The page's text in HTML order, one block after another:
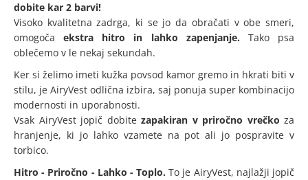
dobite kar 2 barvi!
Visoko kvalitetna zadrga, ki se jo da obračati v obe smeri,
omogočaekstra hitro in lahko zapenjanje. Tako psa
oblečemo v le nekaj sekundah.
Ker si želimo imeti kužka povsod kamor gremo in hkrati biti v
stilu, je AiryVest odlična izbira, saj ponuja super kombinacijo
modernosti in uporabnosti.
Vsak AiryVest jopič dobite zapakiran v priročno vrečko za
hranjenje, ki jo lahko vzamete na pot ali jo pospravite v
torbico.
Hitro - Priročno - Lahko - Toplo.To je AiryVest, najlažji jopič